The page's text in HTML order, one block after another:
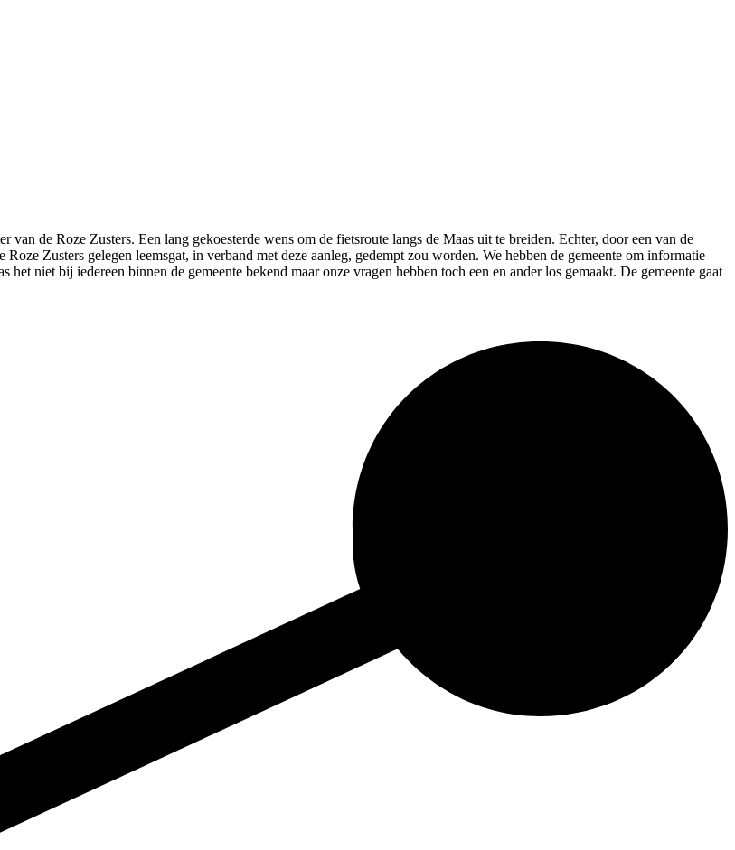
de Roze Zusters. Een lang gekoesterde wens om de fietsroute langs de Maas uit te breiden. Echter, door een van de
Zusters gelegen leemsgat, in verband met deze aanleg, gedempt zou worden. We hebben de gemeente om informatie
niet bij iedereen binnen de gemeente bekend maar onze vragen hebben toch een en ander los gemaakt. De gemeente gaat